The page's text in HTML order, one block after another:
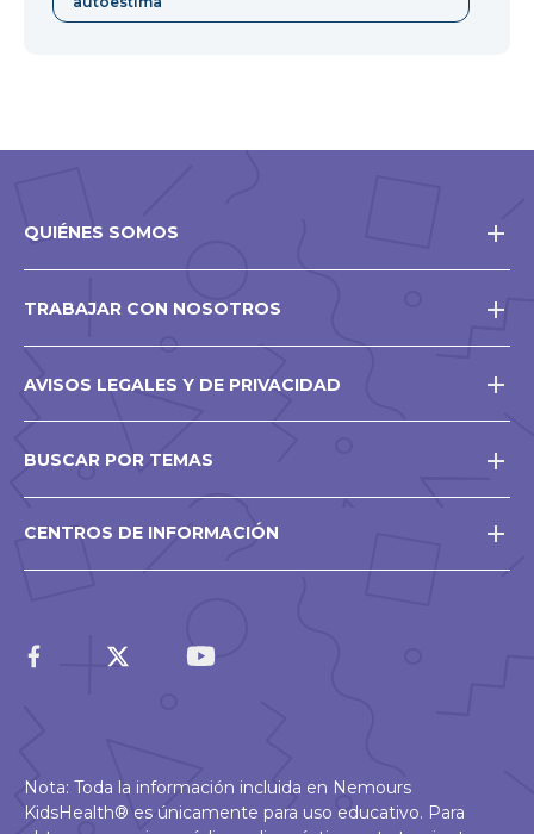
QUIÉNES SOMOS
TRABAJAR CON NOSOTROS
AVISOS LEGALES Y DE PRIVACIDAD
BUSCAR POR TEMAS
CENTROS DE INFORMACIÓN
Nota: Toda la información incluida en Nemours
KidsHealth® es únicamente para uso educativo. Para